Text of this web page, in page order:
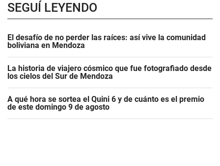
SEGUÍ LEYENDO
El desafío de no perder las raíces: así vive la comunidad
boliviana en Mendoza
La historia de viajero cósmico que fue fotografiado desde
los cielos del Sur de Mendoza
A qué hora se sortea el Quini 6 y de cuánto es el premio
de este domingo 9 de agosto